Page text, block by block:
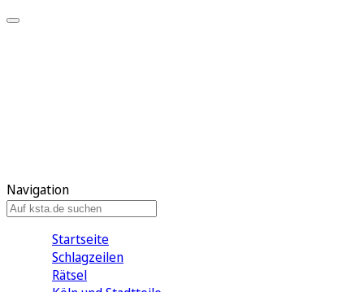
Navigation
Startseite
Schlagzeilen
Rätsel